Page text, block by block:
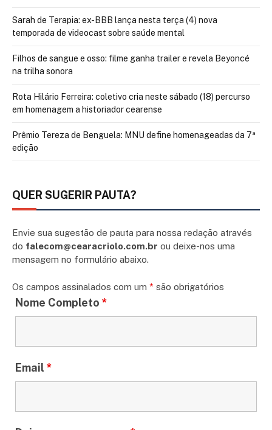
Sarah de Terapia: ex-BBB lança nesta terça (4) nova
temporada de videocast sobre saúde mental
Filhos de sangue e osso: filme ganha trailer e revela Beyoncé
na trilha sonora
Rota Hilário Ferreira: coletivo cria neste sábado (18) percurso
em homenagem a historiador cearense
Prêmio Tereza de Benguela: MNU define homenageadas da 7ª
edição
QUER SUGERIR PAUTA?
Envie sua sugestão de pauta para nossa redação através
do falecom@cearacriolo.com.br ou deixe-nos uma
mensagem no formulário abaixo.
Os campos assinalados com um * são obrigatórios
Nome Completo *
Email *